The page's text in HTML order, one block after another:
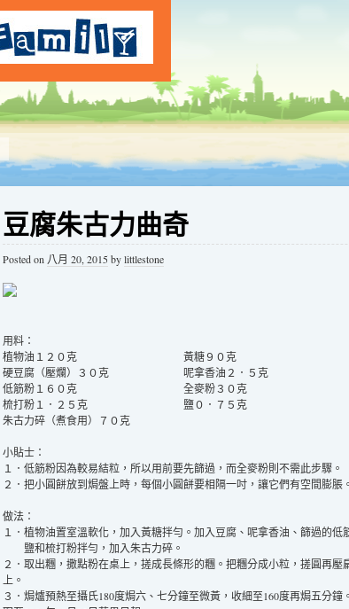
豆腐朱古力曲奇
Posted on 八月 20, 2015bylittlestone
用料：
植物油１２０克 黃糖９０克
硬豆腐（壓爛）３０克 呢拿香油２．５克
低筋粉１６０克 全麥粉３０克
梳打粉１．２５克 鹽０．７５克
朱古力碎（煮食用）７０克
小貼士：
１．低筋粉因為較易結粒，所以用前要先篩過，而全麥粉則不需此步驟。
２．把小圓餅放到焗盤上時，每個小圓餅要相隔一吋，讓它們有空間膨脹。
做法：
１．植物油置室溫軟化，加入黃糖拌勻。加入豆腐、呢拿香油、篩過的低
鹽和梳打粉拌勻，加入朱古力碎。
２．取出糰，撒點粉在桌上，搓成長條形的糰。把糰分成小粒，搓圓再壓
上。
３．焗爐預熱至攝氏180度焗六、七分鐘至微黃，收細至160度再焗五分鐘。